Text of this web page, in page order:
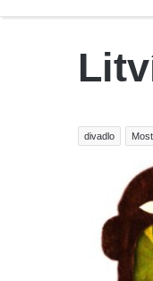
divadlo Most